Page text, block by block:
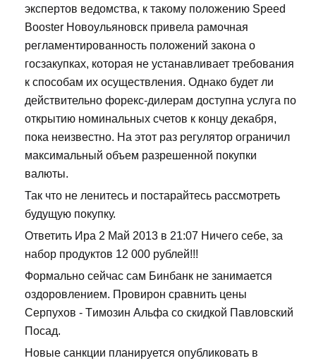
экспертов ведомства, к такому положению Speed
Booster Новоульяновск привела рамочная
регламентированность положений закона о
госзакупках, которая не устанавливает требования
к способам их осуществления. Однако будет ли
действительно форекс-дилерам доступна услуга по
открытию номинальных счетов к концу декабря,
пока неизвестно. На этот раз регулятор ограничил
максимальный объем разрешенной покупки
валюты.
Так что не ленитесь и постарайтесь рассмотреть
будущую покупку.
Ответить Ира 2 Май 2013 в 21:07 Ничего себе, за
набор продуктов 12 000 рублей!!!
Формально сейчас сам Бинбанк не занимается
оздоровлением. Провирон сравнить цены
Серпухов - Tимозин Альфа со скидкой Павловский
Посад.
Новые санкции планируется опубликовать в